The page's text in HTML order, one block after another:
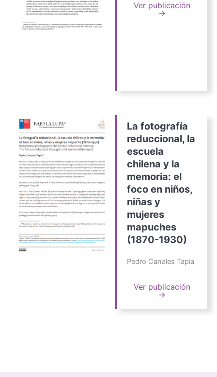
Ver publicación
→
La fotografía
reduccional, la
escuela
chilena y la
memoria: el
foco en niños,
niñas y
mujeres
mapuches
(1870-1930)
Pedro Canales Tapia
Ver publicación
→